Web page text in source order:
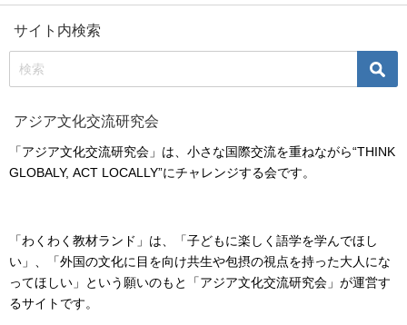
サイト内検索
アジア文化交流研究会
「アジア文化交流研究会」は、小さな国際交流を重ねながら“THINK
GLOBALY, ACT LOCALLY”にチャレンジする会です。
「わくわく教材ランド」は、「子どもに楽しく語学を学んでほし
い」、「外国の文化に目を向け共生や包摂の視点を持った大人にな
ってほしい」という願いのもと「アジア文化交流研究会」が運営す
るサイトです。